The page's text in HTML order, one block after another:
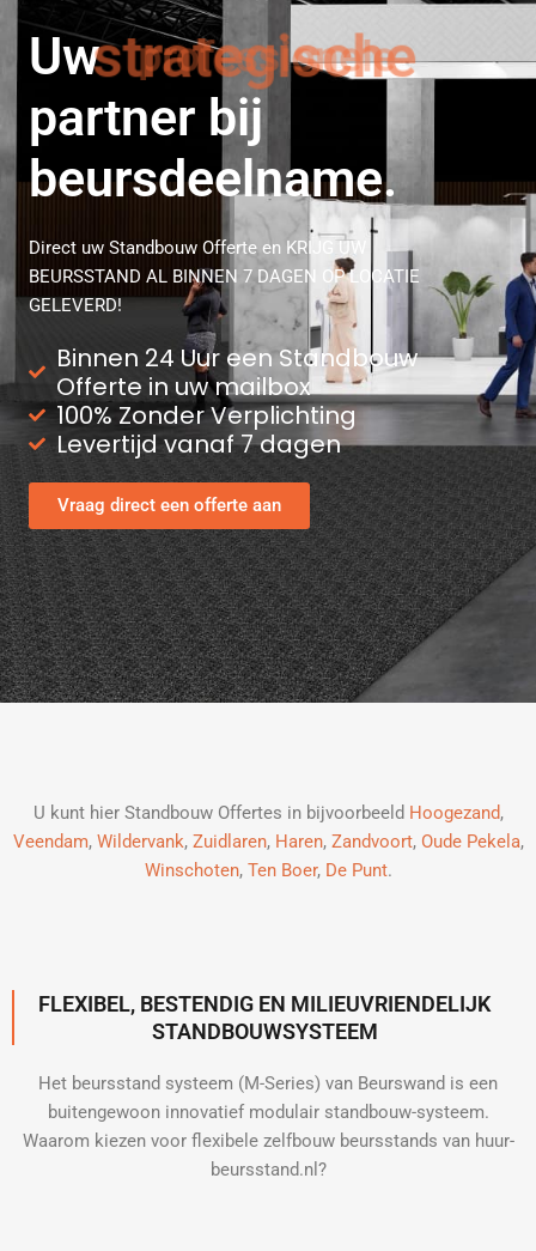
Uw strategische
partner bij
beursdeelname.
Direct uw Standbouw Offerte en KRIJG UW
BEURSSTAND AL BINNEN 7 DAGEN OP LOCATIE
GELEVERD!
Binnen 24 Uur een Standbouw
Offerte in uw mailbox
100% Zonder Verplichting
Levertijd vanaf 7 dagen
Vraag direct een offerte aan
U kunt hier Standbouw Offertes in bijvoorbeeld Hoogezand,
Veendam, Wildervank, Zuidlaren, Haren, Zandvoort, Oude Pekela,
Winschoten, Ten Boer, De Punt.
FLEXIBEL, BESTENDIG EN MILIEUVRIENDELIJK
STANDBOUWSYSTEEM
Het beursstand systeem (M-Series) van Beurswand is een
buitengewoon innovatief modulair standbouw-systeem.
Waarom kiezen voor flexibele zelfbouw beursstands van huur-
beursstand.nl?